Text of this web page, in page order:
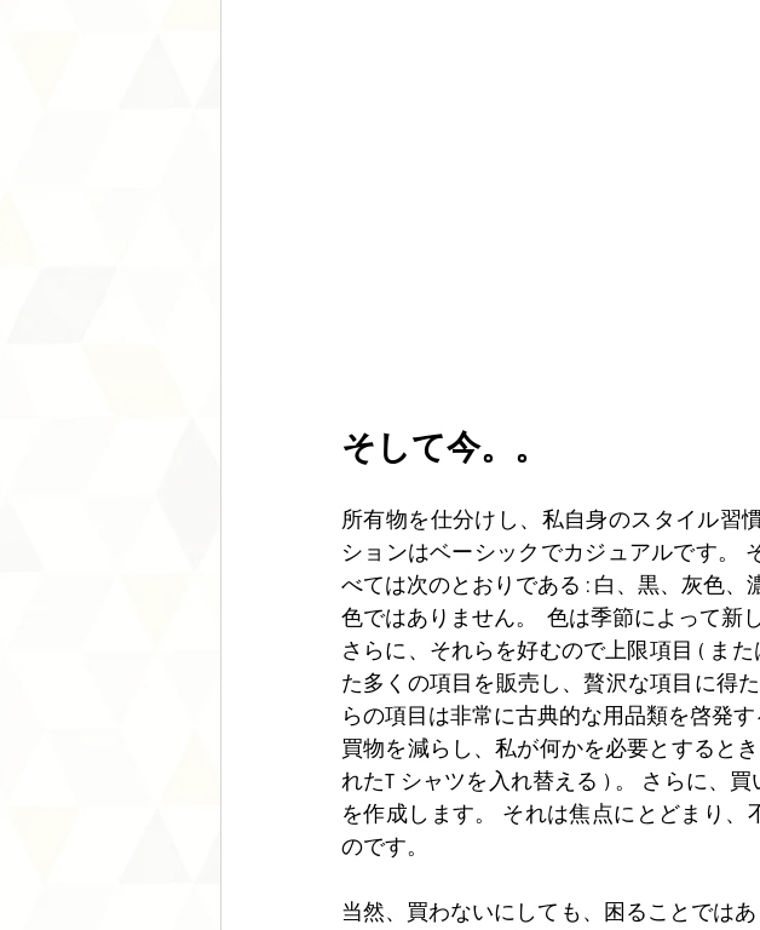
そして今。。
所有物を仕分けし、私自身のスタイル習
ションはベーシックでカジュアルです。
べては次のとおりである : 白、黒、灰色、
色ではありません。  色は季節によって新
さらに、それらを好むので上限項目 ( ま
た多くの項目を販売し、贅沢な項目に得た
らの項目は非常に古典的な用品類を啓発す
買物を減らし、私が何かを必要とすると
れたT シャツを入れ替える ) 。 さらに、
を作成します。 それは焦点にとどまり
のです。
当然、買わないにしても、困ることでは